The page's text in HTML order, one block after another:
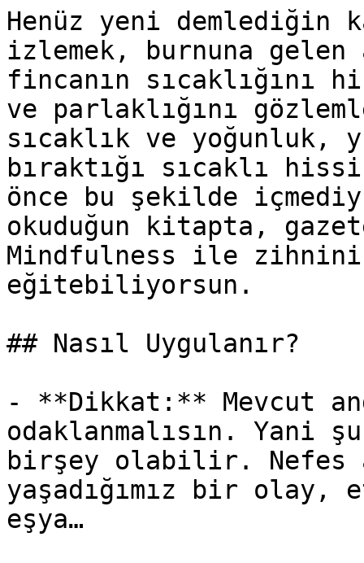
Henüz yeni demlediğin
izlemek, burnuna gelen
fincanın sıcaklığını
ve parlaklığını
sıcaklık ve yoğunluk,
bıraktığı sıcaklı
önce bu şekilde
okuduğun kitapta,
Mindfulness ile zihnini
eğitebiliyorsun.
## Nasıl Uygulanır?
- **Dikkat:** Mevcut
odaklanmalısın. Yani
birşey olabilir. Nefes
yaşadığımız bir olay,
eşya…